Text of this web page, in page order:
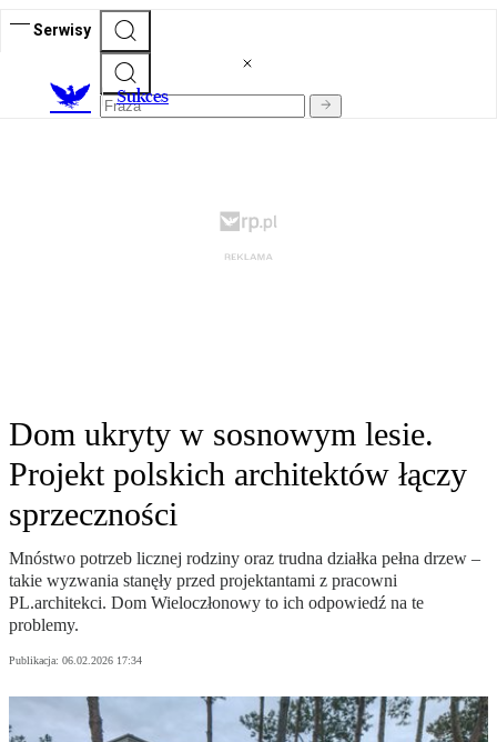
Serwisy
Sukces
Dom ukryty w sosnowym lesie.
Projekt polskich architektów łączy
sprzeczności
Mnóstwo potrzeb licznej rodziny oraz trudna działka pełna drzew –
takie wyzwania stanęły przed projektantami z pracowni
PL.architekci. Dom Wieloczłonowy to ich odpowiedź na te
problemy.
Publikacja: 06.02.2026 17:34